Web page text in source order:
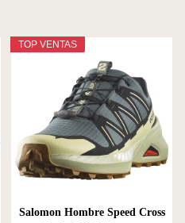
TOP VENTAS
Salomon Hombre Speed Cross